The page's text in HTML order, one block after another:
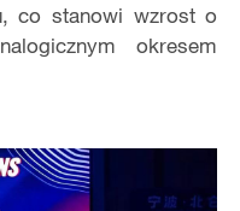
co stanowi wzrost o
okresem